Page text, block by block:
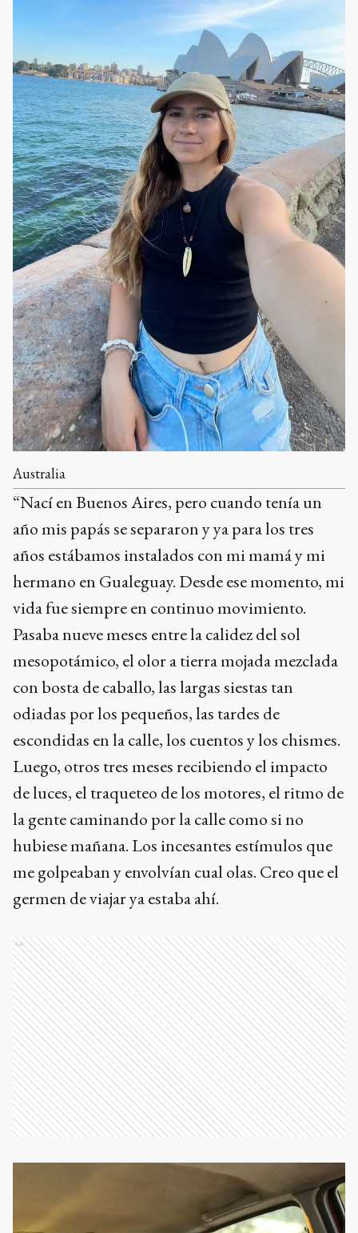
Australia
“Nací en Buenos Aires, pero cuando tenía un
año mis papás se separaron y ya para los tres
años estábamos instalados con mi mamá y mi
hermano en Gualeguay. Desde ese momento, mi
vida fue siempre en continuo movimiento.
Pasaba nueve meses entre la calidez del sol
mesopotámico, el olor a tierra mojada mezclada
con bosta de caballo, las largas siestas tan
odiadas por los pequeños, las tardes de
escondidas en la calle, los cuentos y los chismes.
Luego, otros tres meses recibiendo el impacto
de luces, el traqueteo de los motores, el ritmo de
la gente caminando por la calle como si no
hubiese mañana. Los incesantes estímulos que
me golpeaban y envolvían cual olas. Creo que el
germen de viajar ya estaba ahí.
Ads